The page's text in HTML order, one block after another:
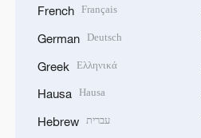
French Français
German Deutsch
Greek Ελληνικά
Hausa Hausa
Hebrew עברית